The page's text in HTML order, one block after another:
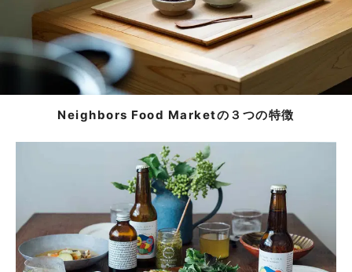
バイヤー会員登録（無料）
Neighbors Food Marketの３つの特徴